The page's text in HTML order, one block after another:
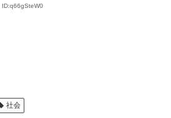
ID:q66gSteW0
社会